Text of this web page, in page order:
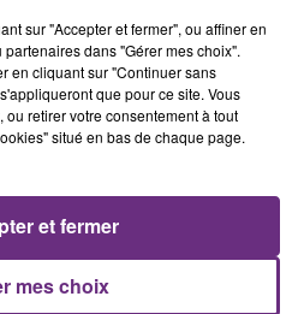
MIKE PERRY FEAT. SHY MARTIN
sur "Accepter et fermer", ou affiner en
dans "Gérer mes choix".
en cliquant sur "Continuer sans
que pour ce site. Vous
retirer votre consentement à tout
situé en bas de chaque page.
mes choix
et fermer